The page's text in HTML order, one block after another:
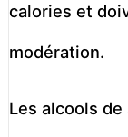
calories et
modération.
Les alcools